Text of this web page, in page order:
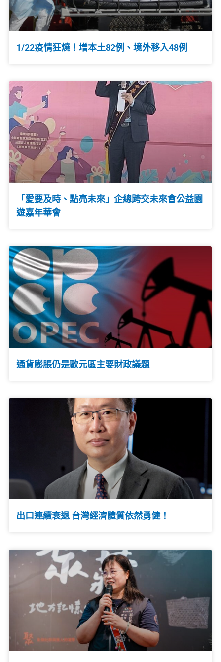
1/22疫情狂燒！增本土82例、境外移入48例
「愛要及時、點亮未來」企總跨交未來會公益園
遊嘉年華會
通貨膨脹仍是歐元區主要財政議題
出口連續衰退 台灣經濟體質依然勇健！